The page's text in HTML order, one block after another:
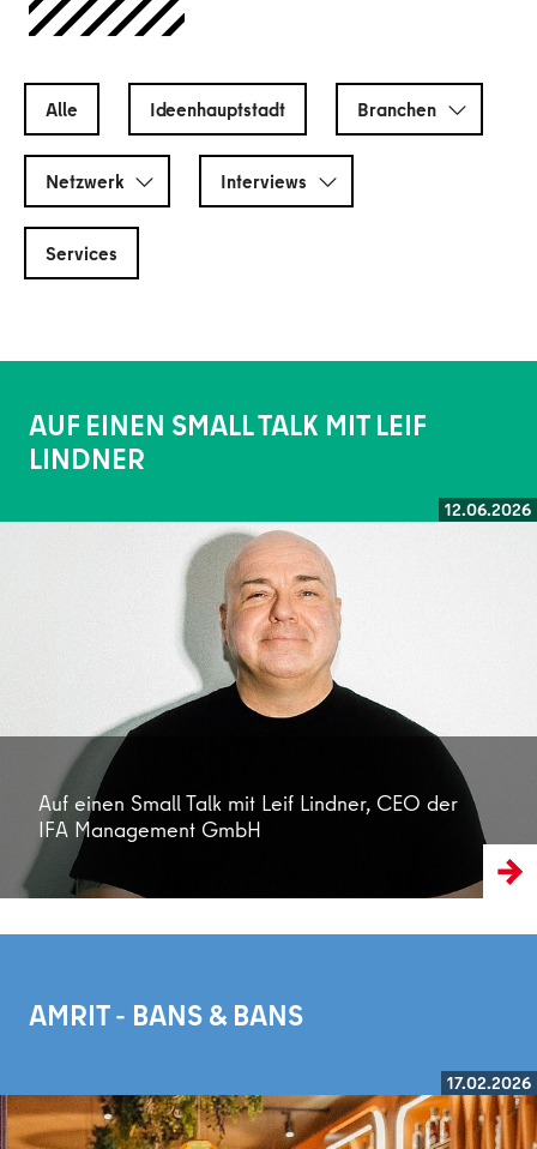
Alle Ideenhauptstadt Branchen
Netzwerk Interviews
Services
AUF EINEN SMALL TALK MIT LEIF
LINDNER
12.06.2026
Auf einen Small Talk mit Leif Lindner, CEO der
IFA Management GmbH
AMRIT - BANS & BANS
17.02.2026